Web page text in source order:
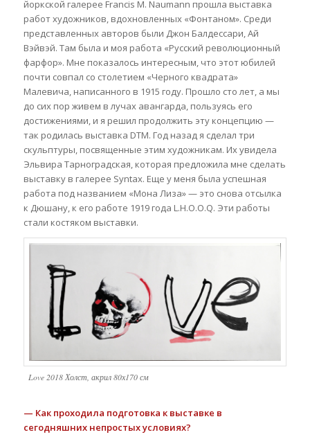
йоркской галерее Francis M. Naumann прошла выставка
работ художников, вдохновленных «Фонтаном». Среди
представленных авторов были Джон Балдессари, Ай
Вэйвэй. Там была и моя работа «Русский революционный
фарфор». Мне показалось интересным, что этот юбилей
почти совпал со столетием «Черного квадрата»
Малевича, написанного в 1915 году. Прошло сто лет, а мы
до сих пор живем в лучах авангарда, пользуясь его
достижениями, и я решил продолжить эту концепцию —
так родилась выставка DTM. Год назад я сделал три
скульптуры, посвященные этим художникам. Их увидела
Эльвира Тарноградская, которая предложила мне сделать
выставку в галерее Syntax. Еще у меня была успешная
работа под названием «Мона Лиза» — это снова отсылка
к Дюшану, к его работе 1919 года L.H.O.O.Q. Эти работы
стали костяком выставки.
Love 2018 Холст, акрил 80х170 см
— Как проходила подготовка к выставке в
сегодняшних непростых условиях?